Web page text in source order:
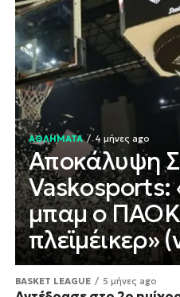
ΑΘΛΗΜΑΤΑ 4 μήνες ago
Αποκάλυψη
Vaskosports:
μπαμ ο ΠΑΟΚ
πλεϊμέικερ»
BASKET LEAGUE 5 μήνες ago